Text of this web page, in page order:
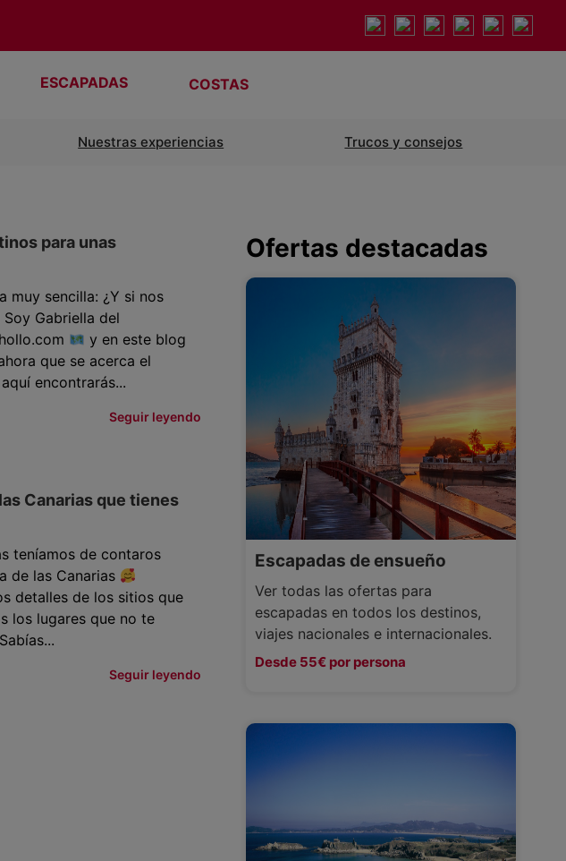
ESCAPADAS COSTAS
Nuestras experiencias Trucos y consejos
para unas
muy sencilla: ¿Y si nos
Soy Gabriella del
y en este blog
que se acerca el
encontrarás...
Seguir leyendo
Canarias que tienes
teníamos de contaros
de las Canarias
detalles de los sitios que
los lugares que no te
Seguir leyendo
Ofertas destacadas
Escapadas de ensueño
Ver todas las ofertas para
escapadas en todos los destinos,
viajes nacionales e internacionales.
Desde 55€ por persona